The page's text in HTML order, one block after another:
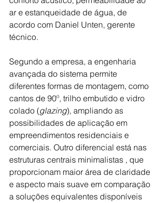
ar e estanqueidade de água, de
acordo com Daniel Unten, gerente
técnico.
Segundo a empresa, a engenharia
avançada do sistema permite
diferentes formas de montagem, como
cantos de 90º, trilho embutido e vidro
colado (glazing), ampliando as
possibilidades de aplicação em
empreendimentos residenciais e
comerciais. Outro diferencial está nas
estruturas centrais minimalistas , que
proporcionam maior área de claridade
e aspecto mais suave em comparação
a soluções equivalentes disponíveis